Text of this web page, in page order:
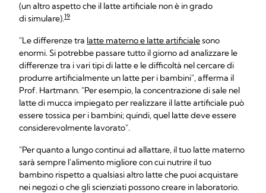
(un altro aspetto che il latte artificiale non è in grado
di simulare).19
"Le differenze tra latte materno e latte artificialesono
enormi. Si potrebbe passare tutto il giorno ad analizzare le
differenze tra i vari tipi di latte e le difficoltà nel cercare di
produrre artificialmente un latte per i bambini", afferma il
Prof. Hartmann. "Per esempio, la concentrazione di sale nel
latte di mucca impiegato per realizzare il latte artificiale può
essere tossica per i bambini; quindi, quel latte deve essere
considerevolmente lavorato".
"Per quanto a lungo continui ad allattare, il tuo latte materno
sarà sempre l'alimento migliore con cui nutrire il tuo
bambino rispetto a qualsiasi altro latte che puoi acquistare
nei negozi o che gli scienziati possono creare in laboratorio.